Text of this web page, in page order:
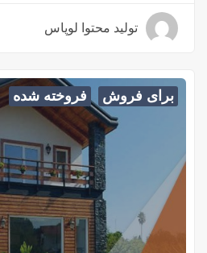
تولید محتوا لوپاس
برای فروش فروخته شده